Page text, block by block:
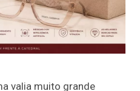
valia muito grande